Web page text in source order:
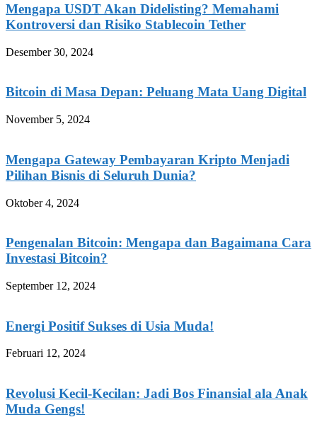
Mengapa USDT Akan Didelisting? Memahami
Kontroversi dan Risiko Stablecoin Tether
Desember 30, 2024
Bitcoin di Masa Depan: Peluang Mata Uang Digital
November 5, 2024
Mengapa Gateway Pembayaran Kripto Menjadi
Pilihan Bisnis di Seluruh Dunia?
Oktober 4, 2024
Pengenalan Bitcoin: Mengapa dan Bagaimana Cara
Investasi Bitcoin?
September 12, 2024
Energi Positif Sukses di Usia Muda!
Februari 12, 2024
Revolusi Kecil-Kecilan: Jadi Bos Finansial ala Anak
Muda Gengs!